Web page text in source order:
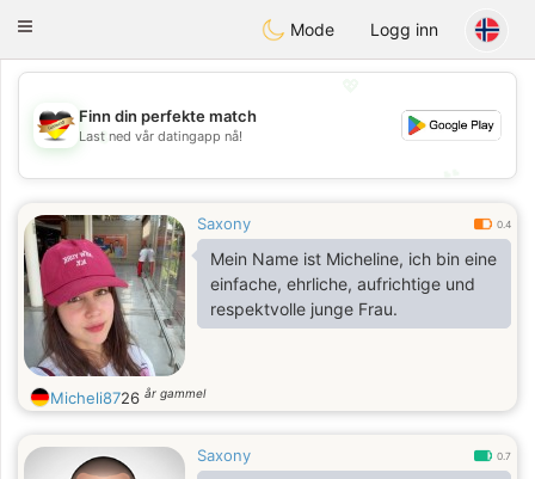
Deutsch Dating
Toggle
Mode Logg inn
💖
💕
Finn din perfekte match
Last ned vår datingapp nå!
Saxony 0.4
Mein Name ist Micheline, ich bin eine
einfache, ehrliche, aufrichtige und
respektvolle junge Frau.
Micheli8726 år gammel
Saxony 0.7